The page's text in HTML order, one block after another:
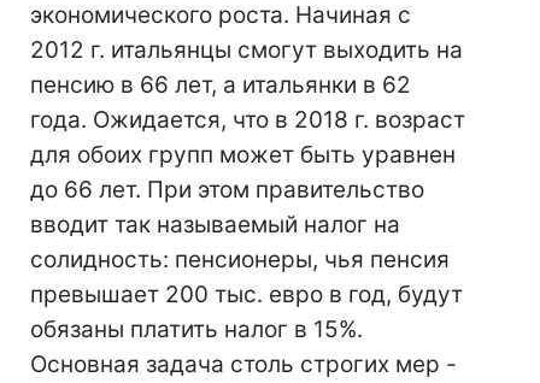
экономического роста. Начиная с
2012 г. итальянцы смогут выходить на
пенсию в 66 лет, а итальянки в 62
года. Ожидается, что в 2018 г. возраст
для обоих групп может быть уравнен
до 66 лет. При этом правительство
вводит так называемый налог на
солидность: пенсионеры, чья пенсия
превышает 200 тыс. евро в год, будут
обязаны платить налог в 15%.
Основная задача столь строгих мер -